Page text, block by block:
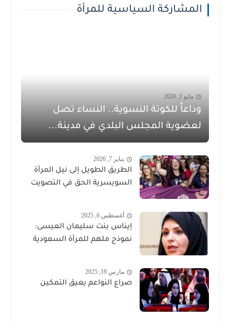
المشاركة السياسية للمرأة
مايو 1, 2026
وداعاً للكوتة النسوية.. النساء تصل
لعضوية المجلس البلدي في مدينة...
يناير 7, 2026
الطريق الطويل إلى نيل المرأة
السويسرية الحق في التصويت
أغسطس 6, 2025
إيناس بنت سليمان العيسى:
نموذج ملهم للمرأة السعودية
مارس 19, 2025
صراع النواعم يعيق التمكين